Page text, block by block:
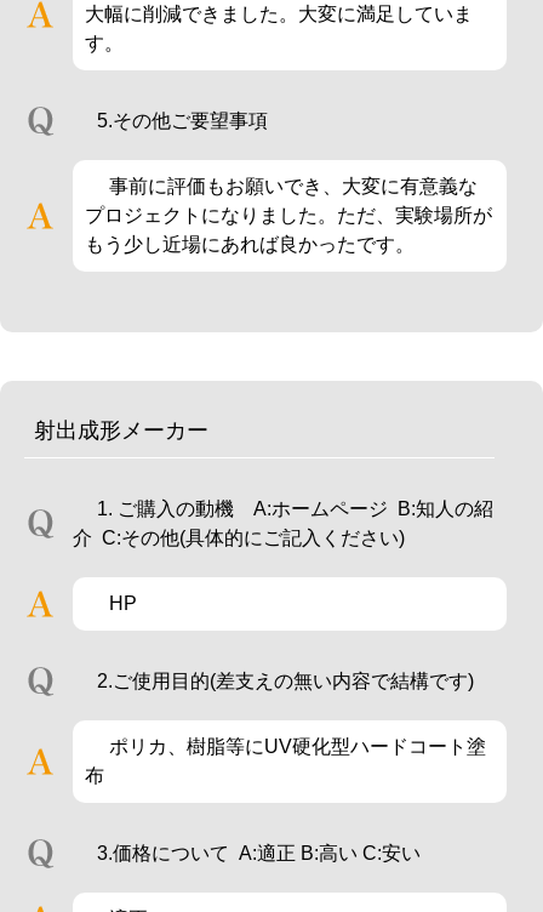
大幅に削減できました。大変に満足していま
す。
5.その他ご要望事項
事前に評価もお願いでき、大変に有意義な
プロジェクトになりました。ただ、実験場所が
もう少し近場にあれば良かったです。
射出成形メーカー
1. ご購入の動機 A:ホームページ B:知人の紹
介 C:その他(具体的にご記入ください)
HP
2.ご使用目的(差支えの無い内容で結構です)
ポリカ、樹脂等にUV硬化型ハードコート塗
布
3.価格について A:適正 B:高い C:安い